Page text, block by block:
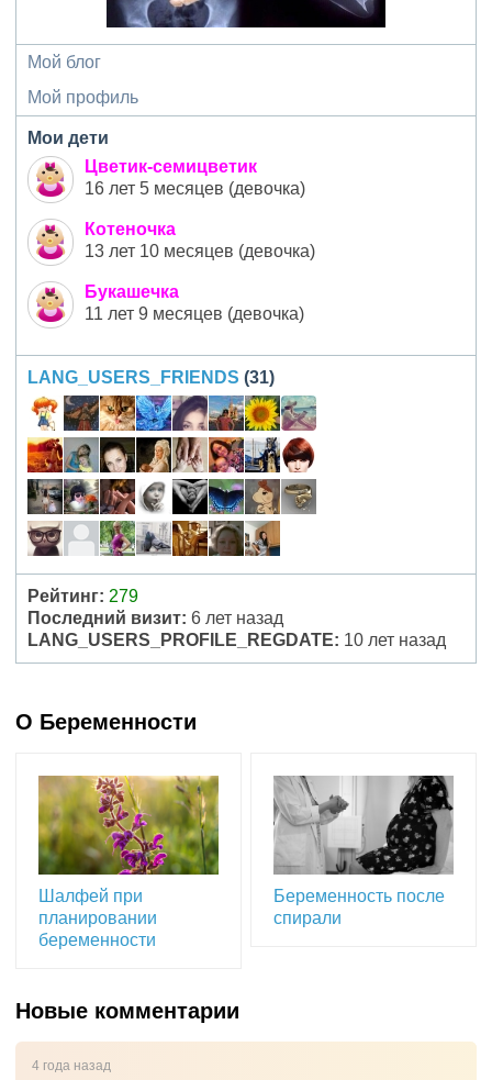
Мой блог
Мой профиль
Мои дети
Цветик-семицветик
16 лет 5 месяцев (девочка)
Котеночка
13 лет 10 месяцев (девочка)
Букашечка
11 лет 9 месяцев (девочка)
LANG_USERS_FRIENDS (31)
Рейтинг: 279
Последний визит: 6 лет назад
LANG_USERS_PROFILE_REGDATE: 10 лет назад
О Беременности
Шалфей при
планировании
беременности
Беременность после
спирали
Новые комментарии
4 года назад